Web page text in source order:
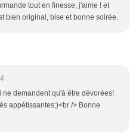
tout en finesse, j'aime ! et
bien original, bise et bonne soirée.
ne demandent qu'à être dévorées!
appétissantes;)<br /> Bonne